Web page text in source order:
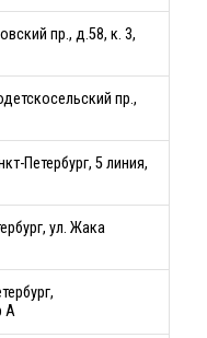
пр., д.58, к. 3,
пр.,
Петербург, 5 линия,
ул. Жака
А